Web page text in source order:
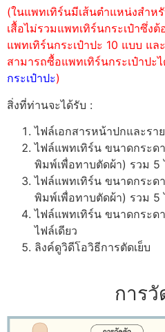
(ในแพทเทิร์นมีเส้นตำแหน่งสำห
เสื้อไม่รวมแพทเทิร์นกระเป๋าซึ่ง
แพทเทิร์นกระเป๋าปะ 10 แบบ แล
สามารถซื้อแพทเทิร์นกระเป๋าปะ
กระเป๋าปะ)
สิ่งที่ท่านจะได้รับ :
ไฟล์เอกสารหน้าปกและรา
ไฟล์แพทเทิร์น ขนาดกระด
พิมพ์เพื่อทาบตัดผ้า) รวม 5
ไฟล์แพทเทิร์น ขนาดกระด
พิมพ์เพื่อทาบตัดผ้า) รวม 5
ไฟล์แพทเทิร์น ขนาดกระด
ไฟล์เดียว
ลิงค์ดูวิดีโอวิธีการตัดเย็บ
การวั